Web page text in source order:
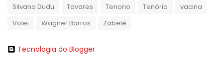
Silvano Dudu
Tavares Tenorio Tenório
vacina
Volei
Wagner Barros Zabelê
Tecnologia do Blogger